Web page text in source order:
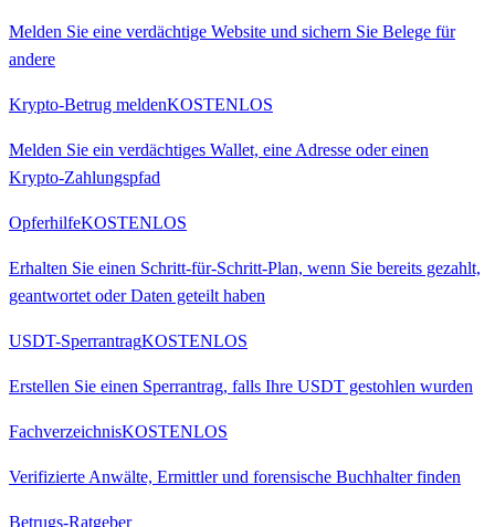
Melden Sie eine verdächtige Website und sichern Sie Belege für
andere
Krypto-Betrug meldenKOSTENLOS
Melden Sie ein verdächtiges Wallet, eine Adresse oder einen
Krypto-Zahlungspfad
OpferhilfeKOSTENLOS
Erhalten Sie einen Schritt-für-Schritt-Plan, wenn Sie bereits gezahlt,
geantwortet oder Daten geteilt haben
USDT-SperrantragKOSTENLOS
Erstellen Sie einen Sperrantrag, falls Ihre USDT gestohlen wurden
FachverzeichnisKOSTENLOS
Verifizierte Anwälte, Ermittler und forensische Buchhalter finden
Betrugs-Ratgeber